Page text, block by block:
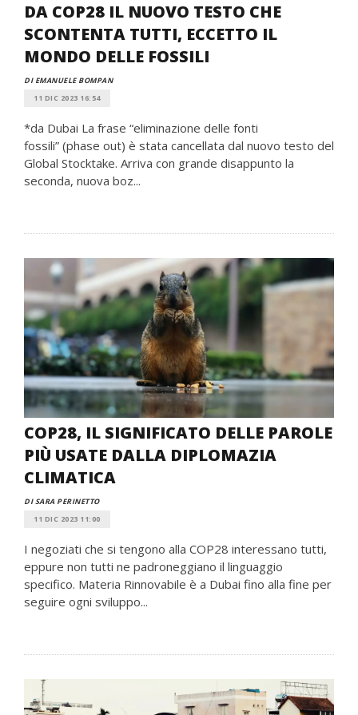
DA COP28 IL NUOVO TESTO CHE
SCONTENTA TUTTI, ECCETTO IL
MONDO DELLE FOSSILI
DI EMANUELE BOMPAN
11 DIC 2023 16:54
*da Dubai La frase “eliminazione delle fonti
fossili” (phase out) è stata cancellata dal nuovo testo del
Global Stocktake. Arriva con grande disappunto la
seconda, nuova boz...
COP28, IL SIGNIFICATO DELLE PAROLE
PIÙ USATE DALLA DIPLOMAZIA
CLIMATICA
DI SARA PERINETTO
11 DIC 2023 11:00
I negoziati che si tengono alla COP28 interessano tutti,
eppure non tutti ne padroneggiano il linguaggio
specifico. Materia Rinnovabile è a Dubai fino alla fine per
seguire ogni sviluppo...